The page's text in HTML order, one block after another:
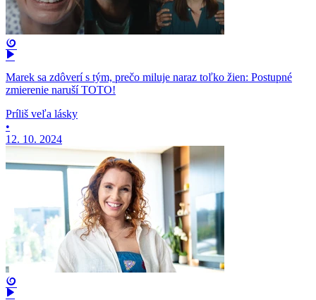
Marek sa zdôverí s tým, prečo miluje naraz toľko žien: Postupné
zmierenie naruší TOTO!
Príliš veľa lásky
•
12. 10. 2024